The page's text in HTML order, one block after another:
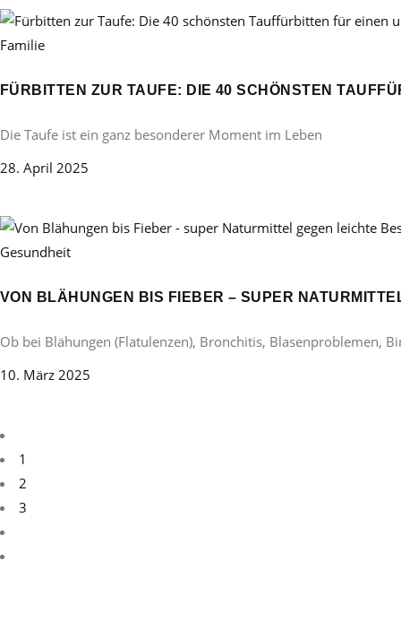
Familie
FÜRBITTEN ZUR TAUFE: DIE 40 SCHÖNSTEN
Die Taufe ist ein ganz besonderer Moment im Leben
28. April 2025
Gesundheit
VON BLÄHUNGEN BIS FIEBER – SUPER
Ob bei Blähungen (Flatulenzen), Bronchitis, Blasenproblemen,
10. März 2025
1
2
3